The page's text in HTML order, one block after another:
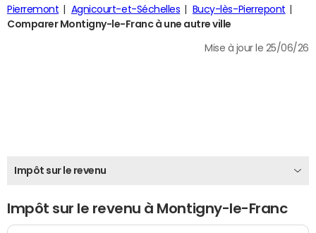
Pierremont
Agnicourt-et-Séchelles
Bucy-lès-Pierrepont
Comparer Montigny-le-Franc à une autre ville
Mise à jour le 25/06/26
Impôt sur le revenu
Impôt sur le revenu à Montigny-le-Franc